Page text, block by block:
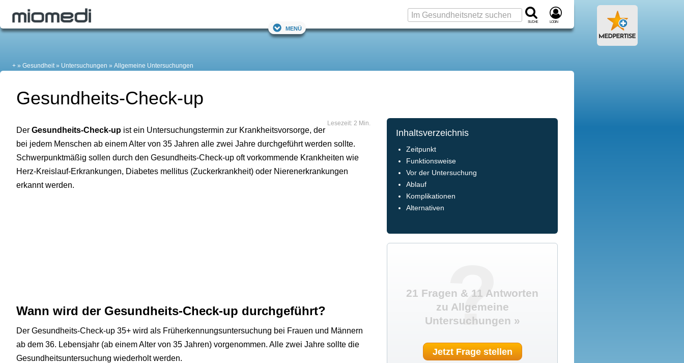
Suche Login
Menü
+ Gesundheit Untersuchungen Allgemeine Untersuchungen
Gesundheits-Check-up
Lesezeit: 2 Min.
Der Gesundheits-Check-up ist ein Untersuchungstermin zur Krankheitsvorsorge, der
bei jedem Menschen ab einem Alter von 35 Jahren alle zwei Jahre durchgeführt werden sollte.
Schwerpunktmäßig sollen durch den Gesundheits-Check-up oft vorkommende Krankheiten wie
Herz-Kreislauf-Erkrankungen, Diabetes mellitus (Zuckerkrankheit) oder Nierenerkrankungen
erkannt werden.
Wann wird der Gesundheits-Check-up durchgeführt?
Der Gesundheits-Check-up 35+ wird als Früherkennungsuntersuchung bei Frauen und Männern
ab dem 36. Lebensjahr (ab einem Alter von 35 Jahren) vorgenommen. Alle zwei Jahre sollte die
Gesundheitsuntersuchung wiederholt werden.
Inhaltsverzeichnis
Zeitpunkt
Funktionsweise
Vor der Untersuchung
Ablauf
Komplikationen
Alternativen
?
21 Fragen & 11 Antworten
zu Allgemeine
Untersuchungen »
Jetzt Frage stellen